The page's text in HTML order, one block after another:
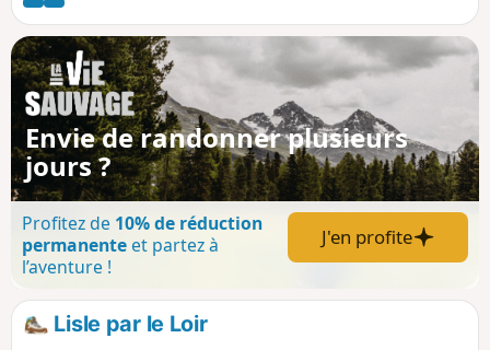
Envie de randonner plusieurs
jours ?
Profitez de 10% de réduction
permanenteet partez à
l’aventure !
J'en profite
Lisle par le Loir